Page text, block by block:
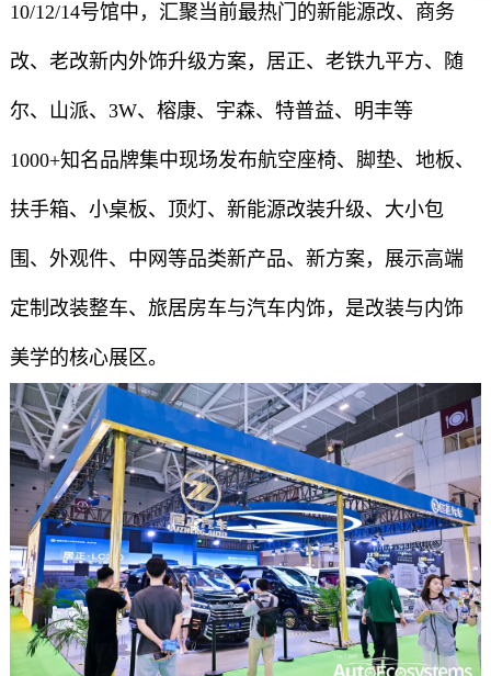
10/12/14号馆中，汇聚当前最热门的新能源改、商务
改、老改新内外饰升级方案，居正、老铁九平方、随
尔、山派、3W、榕康、宇森、特普益、明丰等
1000+知名品牌集中现场发布航空座椅、脚垫、地板、
扶手箱、小桌板、顶灯、新能源改装升级、大小包
围、外观件、中网等品类新产品、新方案，展示高端
定制改装整车、旅居房车与汽车内饰，是改装与内饰
美学的核心展区。